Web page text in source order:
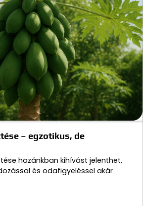
– egzotikus, de
hazánkban kihívást jelenthet,
és odafigyeléssel akár